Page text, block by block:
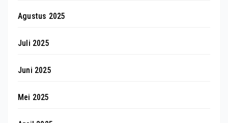
Agustus 2025
Juli 2025
Juni 2025
Mei 2025